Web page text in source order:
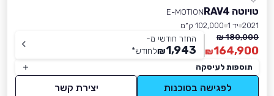
טויוטה RAV4
E-MOTION
2021 יד 1
102,000 ק״מ
180,000 ₪
164,900
₪
החזר חודשי מ-
1,943
₪לחודש*
תוספות לעיסקה
לפגישה בסוכנות יצירת קשר